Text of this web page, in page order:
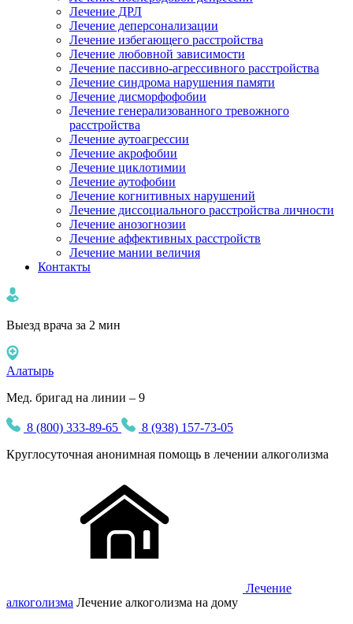
Лечение ДРЛ
Лечение деперсонализации
Лечение избегающего расстройства
Лечение любовной зависимости
Лечение пассивно-агрессивного расстройства
Лечение синдрома нарушения памяти
Лечение дисморфофобии
Лечение генерализованного тревожного
расстройства
Лечение аутоагрессии
Лечение акрофобии
Лечение циклотимии
Лечение аутофобии
Лечение когнитивных нарушений
Лечение диссоциального расстройства личности
Лечение анозогнозии
Лечение аффективных расстройств
Лечение мании величия
Контакты
Выезд врача за 2 мин
Алатырь
Мед. бригад на линии – 9
8 (800) 333-89-65
8 (938) 157-73-05
Круглосуточная анонимная помощь в лечении алкоголизма
Лечение
алкоголизма Лечение алкоголизма на дому